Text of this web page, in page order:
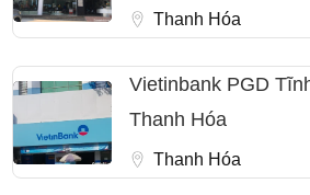
Thanh Hóa
Vietinbank PGD
Thanh Hóa
Thanh Hóa